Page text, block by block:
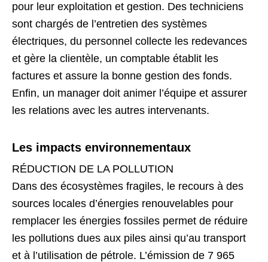
pour leur exploitation et gestion. Des techniciens
sont chargés de l’entretien des systèmes
électriques, du personnel collecte les redevances
et gère la clientèle, un comptable établit les
factures et assure la bonne gestion des fonds.
Enfin, un manager doit animer l’équipe et assurer
les relations avec les autres intervenants.
Les impacts environnementaux
RÉDUCTION DE LA POLLUTION
Dans des écosystèmes fragiles, le recours à des
sources locales d’énergies renouvelables pour
remplacer les énergies fossiles permet de réduire
les pollutions dues aux piles ainsi qu’au transport
et à l’utilisation de pétrole. L’émission de 7 965